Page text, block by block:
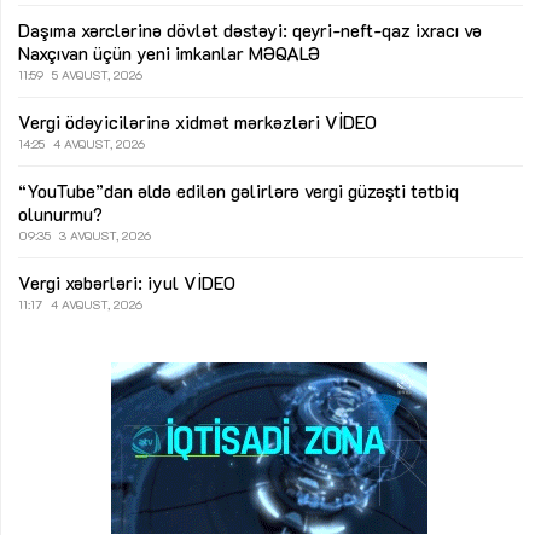
Daşıma xərclərinə dövlət dəstəyi: qeyri-neft-qaz ixracı və
Naxçıvan üçün yeni imkanlar MƏQALƏ
11:59 5 AVQUST, 2026
Vergi ödəyicilərinə xidmət mərkəzləri VİDEO
14:25 4 AVQUST, 2026
“YouTube”dan əldə edilən gəlirlərə vergi güzəşti tətbiq
olunurmu?
09:35 3 AVQUST, 2026
Vergi xəbərləri: iyul VİDEO
11:17 4 AVQUST, 2026